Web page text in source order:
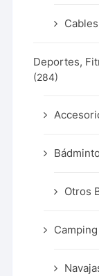
Deportes,
(284)
Otros